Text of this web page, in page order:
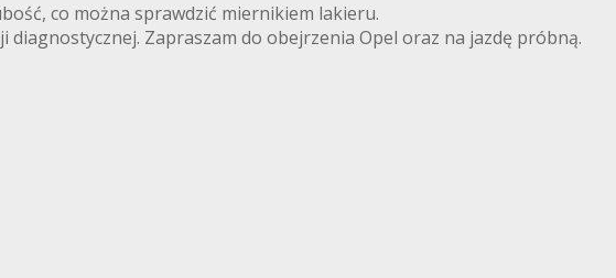
co można sprawdzić miernikiem lakieru.
Zapraszam do obejrzenia Opel oraz na jazdę próbną.